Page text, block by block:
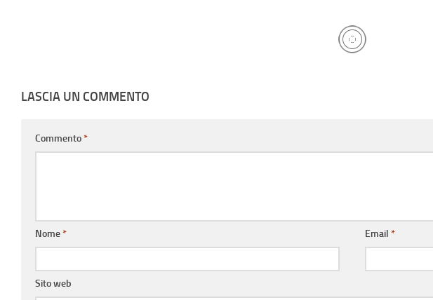
LASCIA UN COMMENTO
Commento*
Nome* Email*
Sito web